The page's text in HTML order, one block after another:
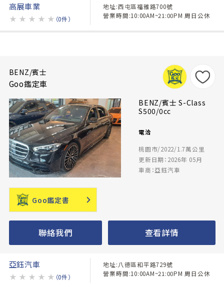
高展車業
★ ★ ★ ★ ★ （0件）
地址:西屯區福雅路700號
營業時間:10:00AM~21:00PM 周日公休
BENZ/賓士
Goo鑑定車
BENZ/賓士 S-Class
S500/0cc
電洽
桃園市/2022/1.7萬公里
更新日期：2026年 05月
車商：亞鈺汽車
Goo鑑定書
聯絡我們 查看詳情
亞鈺汽車
★ ★ ★ ★ ★ （0件）
地址:八德區和平路729號
營業時間:10:00AM~21:00PM 周日公休